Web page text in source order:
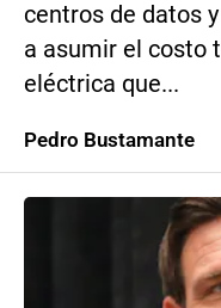
centros de datos
a asumir el costo
eléctrica que...
Pedro Bustamante